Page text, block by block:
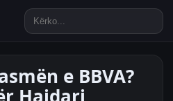
e BBVA?